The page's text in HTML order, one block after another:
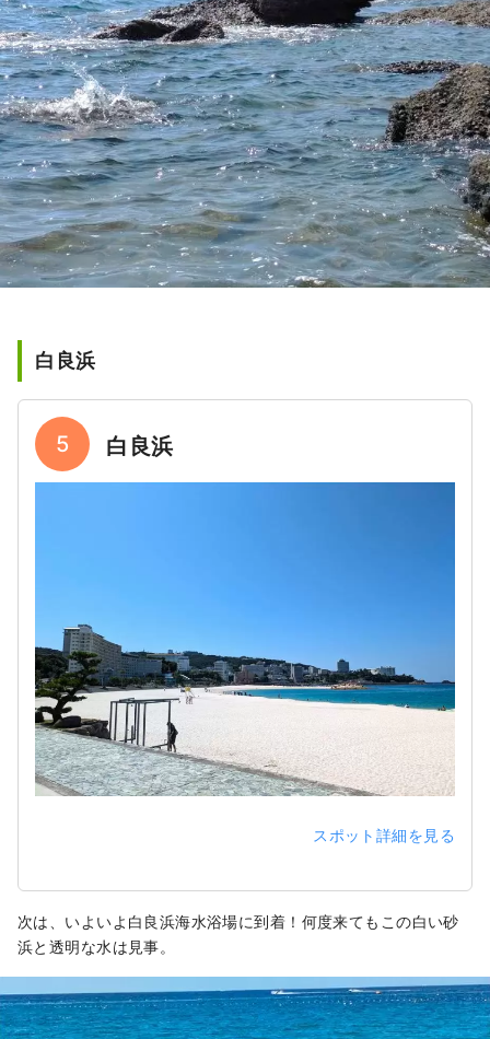
白良浜
5 白良浜
スポット詳細を見る
次は、いよいよ白良浜海水浴場に到着！何度来てもこの白い砂
浜と透明な水は見事。